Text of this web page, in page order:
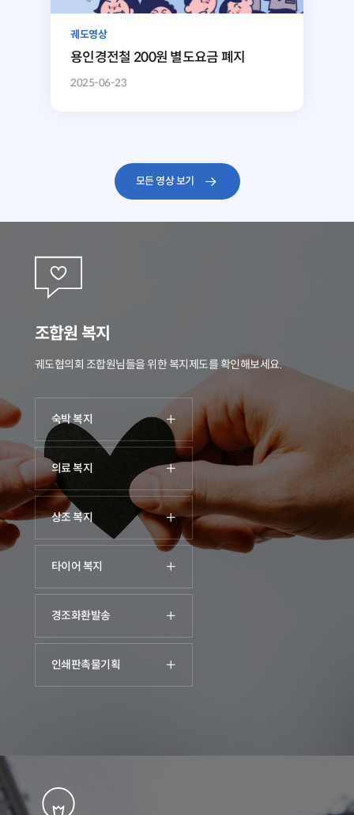
궤도영상
용인경전철 200원 별도요금 폐지
2025-06-23
모든 영상 보기
조합원 복지
궤도협의회 조합원님들을 위한 복지제도를 확인해보세요.
숙박 복지
의료 복지
상조 복지
타이어 복지
경조화환발송
인쇄판촉물기획